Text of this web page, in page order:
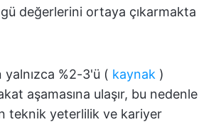
değerlerini ortaya çıkarmakta
%2-3'ü ( kaynak )
aşamasına ulaşır, bu nedenle
teknik yeterlilik ve kariyer